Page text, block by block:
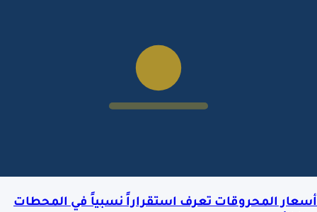
أسعار المحروقات تعرف استقراراً نسبياً في المحطات